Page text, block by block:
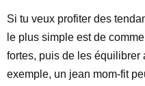
Si tu veux profiter des
le plus simple est de
fortes, puis de les équilibrer
exemple, un jean mom-fit